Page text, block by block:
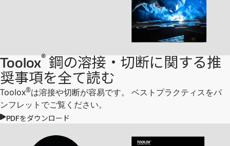
Toolox® 鋼の溶接・切断に関する推
奨事項を全て読む
Toolox®は溶接や切断が容易です。 ベストプラクティスをパ
ンフレットでご覧ください。
PDFをダウンロード